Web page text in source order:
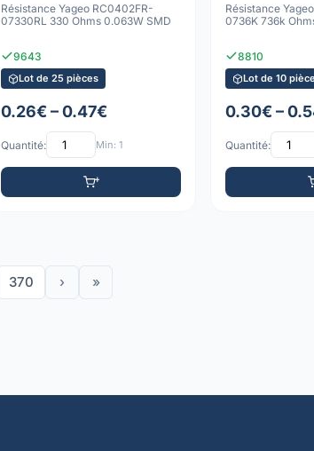
Résistance Yageo RC0402FR-
07330RL 330 Ohms 0.063W SMD
9643
Lot de 25 pièces
0.26€ – 0.47€
Quantité: Min: 1
Résistance
0736K 736k
8810
Lot de 10
0.30€ –
Quantité:
370 › »